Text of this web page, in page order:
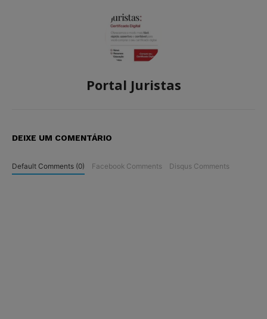
Portal Juristas
DEIXE UM COMENTÁRIO
Default Comments (0) Facebook Comments Disqus Comments